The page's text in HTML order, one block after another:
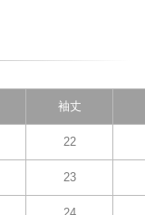
袖丈
22
23